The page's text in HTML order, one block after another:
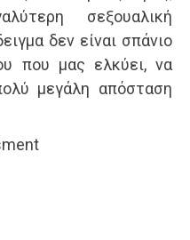
σεξουαλική
δεν είναι σπάνιο
που μας ελκύει, να
μεγάλη απόσταση